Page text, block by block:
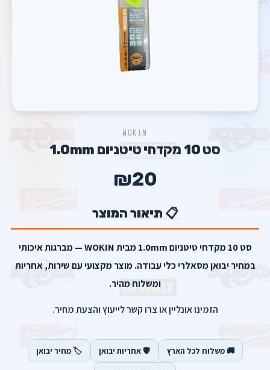
WOKIN
סט 10 מקדחי טיטניום 1.0mm
₪20
📋 תיאור המוצר
סט 10 מקדחי טיטניום 1.0mm מבית WOKIN — מברגות איכותי
במחיר יבואן מסאלרי כלי עבודה. מוצר מקצועי עם שירות, אחריות
ומשלוח מהיר.
הזמינו אונליין או צרו קשר לייעוץ והצעת מחיר.
🚚 משלוח לכל הארץ 🛡️ אחריות יבואן 🏷️ מחיר יבואן